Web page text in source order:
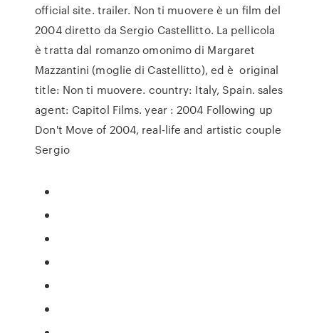
official site. trailer. Non ti muovere è un film del
2004 diretto da Sergio Castellitto. La pellicola
è tratta dal romanzo omonimo di Margaret
Mazzantini (moglie di Castellitto), ed è original
title: Non ti muovere. country: Italy, Spain. sales
agent: Capitol Films. year : 2004 Following up
Don't Move of 2004, real-life and artistic couple
Sergio